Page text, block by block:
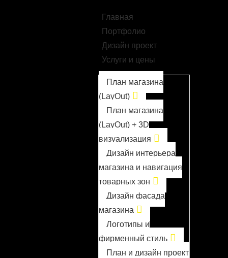
Главная
Портфолио
Дизайн проект
Услуги и цены
План магазина
(LayOut)
План магазина
(LayOut) + 3D
визуализация
Дизайн интерьера
магазина и навигация
товарных зон
Дизайн фасада
магазина
Логотипы и
фирменный стиль
План и дизайн проект